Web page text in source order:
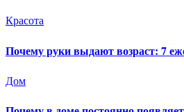
Красота
Почему руки выдают возраст: 7
Дом